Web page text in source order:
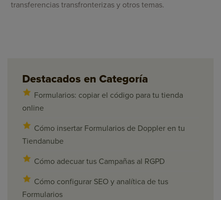
transferencias transfronterizas y otros temas.
Destacados en Categoría
Formularios: copiar el código para tu tienda
online
Cómo insertar Formularios de Doppler en tu
Tiendanube
Cómo adecuar tus Campañas al RGPD
Cómo configurar SEO y analítica de tus
Formularios